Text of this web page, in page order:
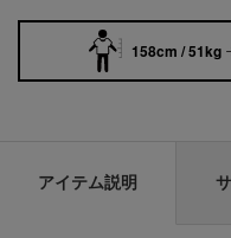
158cm / 51kg
アイテム説明